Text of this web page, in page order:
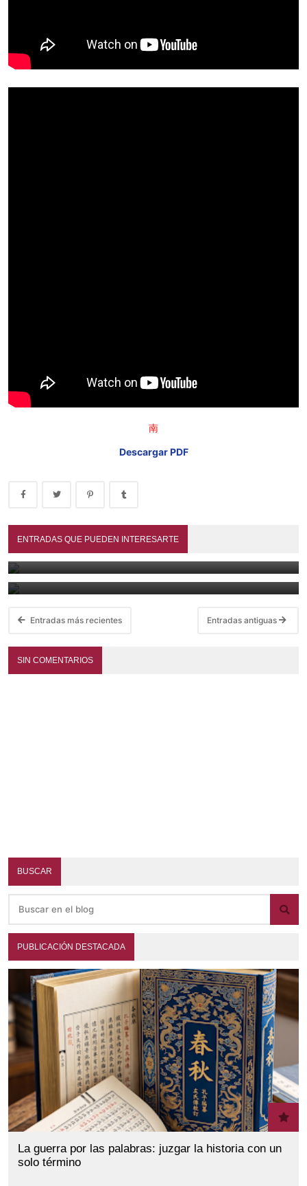
南
Descargar PDF
ENTRADAS QUE PUEDEN INTERESARTE
A treinta mil lǐ de Cháng'ān (2023)
June 29, 2026
Las mejores películas chinas de 2025 - Animación, acción y
February 8, 2026
Entradas más recientes Entradas antiguas
SIN COMENTARIOS
BUSCAR
PUBLICACIÓN DESTACADA
La guerra por las palabras: juzgar la historia con un
solo término